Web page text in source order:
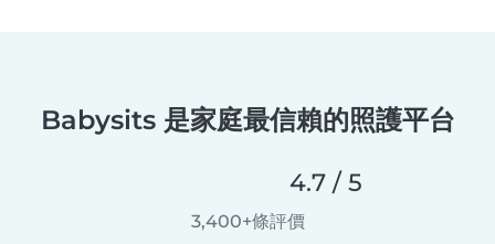
Babysits 是家庭最信賴的照護平台
4.7 / 5
3,400+條評價